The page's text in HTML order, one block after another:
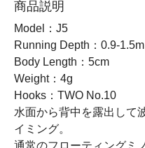
商品説明
Model：J5
Running Depth：0.9-1.5m
Body Length：5cm
Weight：4g
Hooks：TWO No.10
水面から背中を露出して
イミング。
通常のフローティングミ